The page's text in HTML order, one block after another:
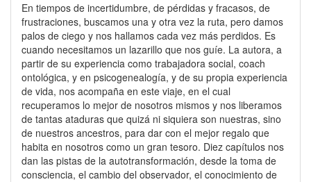
En tiempos de incertidumbre, de pérdidas y fracasos, de
frustraciones, buscamos una y otra vez la ruta, pero damos
palos de ciego y nos hallamos cada vez más perdidos. Es
cuando necesitamos un lazarillo que nos guíe. La autora, a
partir de su experiencia como trabajadora social, coach
ontológica, y en psicogenealogía, y de su propia experiencia
de vida, nos acompaña en este viaje, en el cual
recuperamos lo mejor de nosotros mismos y nos liberamos
de tantas ataduras que quizá ni siquiera son nuestras, sino
de nuestros ancestros, para dar con el mejor regalo que
habita en nosotros como un gran tesoro. Diez capítulos nos
dan las pistas de la autotransformación, desde la toma de
consciencia, el cambio del observador, el conocimiento de